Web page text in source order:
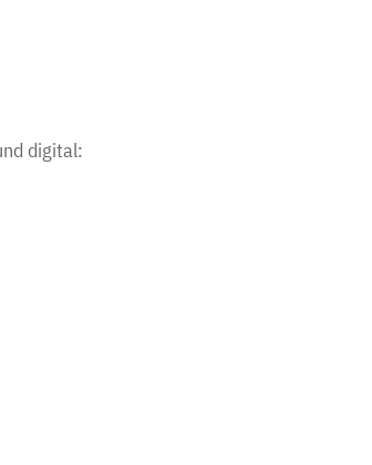
digital: